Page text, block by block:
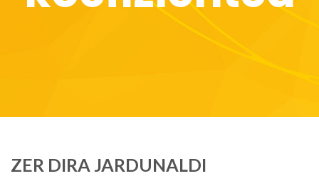
ZER DIRA JARDUNALDI